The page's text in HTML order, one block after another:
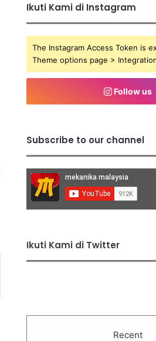
Ikuti Kami di Instagram
The Instagram Access Token is
Theme options page >
Follow us
Subscribe to our channel
Ikuti Kami di Twitter
Recent